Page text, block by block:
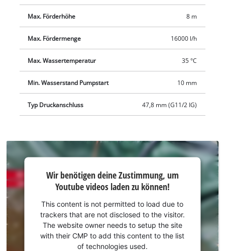
Max. Förderhöhe 8 m
Max. Fördermenge 16000 l/h
Max. Wassertemperatur 35 °C
Min. Wasserstand Pumpstart 10 mm
Typ Druckanschluss 47,8 mm (G11/2 IG)
Wir
benötigen
deine
Zustimmung,
um Youtube
laden zu
können!
Wir benötigen deine Zustimmung, um
Youtube videos laden zu können!
This content is not permitted to load due to
trackers that are not disclosed to the visitor.
The website owner needs to setup the site
with their CMP to add this content to the list
of technologies used.